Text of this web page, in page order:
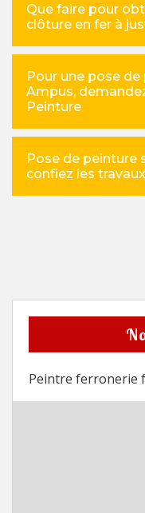
Que faire pour
clôture en fer à
Pour une pose
Ampus,
Peinture
Pose de peinture
confiez les
Peintre ferronerie